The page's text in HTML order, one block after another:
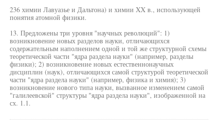
236 химии Лавуазье и Дальтона) и химии XX в., использующей
понятия атомной физики.
13. Предложены три уровня "научных революций": 1)
возникновение новых разделов науки, отличающихся
содержательным наполнением одной и той же структурной схемы
теоретической части "ядра раздела науки" (например, разделы
физики); 2) возникновение новых естественнонаучных
дисциплин (наук), отличающихся самой структурой теоретической
части "ядра раздела науки" (например, физика и химия); 3)
возникновение нового типа науки, вызванное изменением самой
"галилеевской" структуры "ядра раздела науки", изображенной на
сх. 1.1.